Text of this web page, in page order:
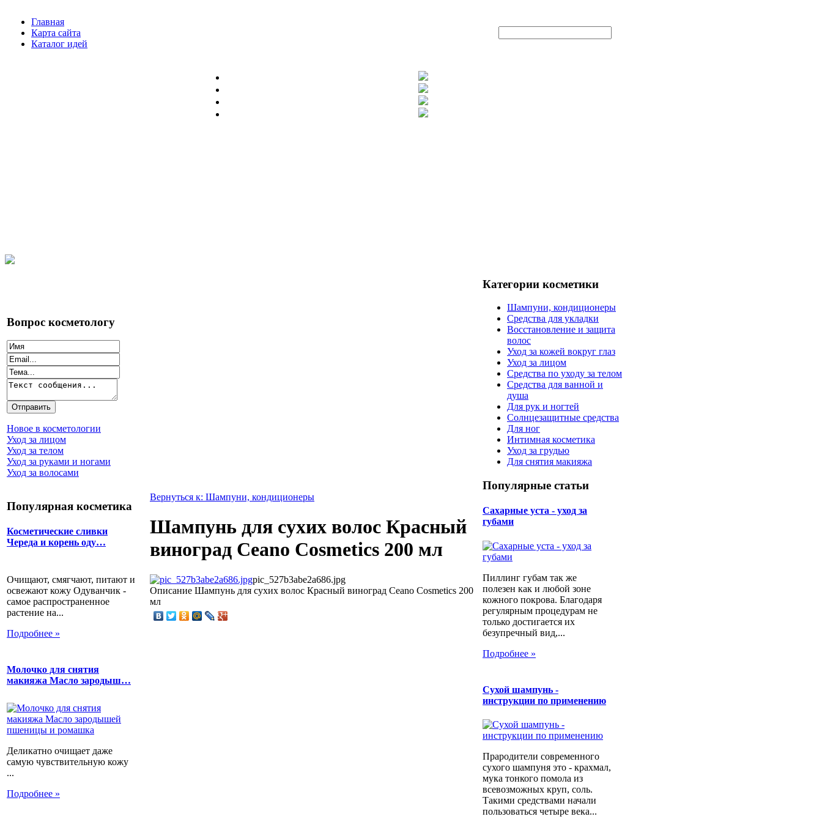
Главная
Карта сайта
Каталог идей
Вопрос косметологу
Новое в косметологии
Уход за лицом
Уход за телом
Уход за руками и ногами
Уход за волосами
Популярная косметика
Косметические сливки
Череда и корень оду…
Очищают, смягчают, питают и
освежают кожу Одуванчик -
самое распространенное
растение на...
Подробнее »
Молочко для снятия
макияжа Масло зародыш…
Деликатно очищает даже
самую чувствительную кожу
...
Подробнее »
Вернуться к: Шампуни, кондиционеры
Шампунь для сухих волос Красный
виноград Ceano Cosmetics 200 мл
pic_527b3abe2a686.jpg
Описание Шампунь для сухих волос Красный виноград Ceano Cosmetics 200
мл
Категории косметики
Шампуни, кондиционеры
Средства для укладки
Восстановление и защита
волос
Уход за кожей вокруг глаз
Уход за лицом
Средства по уходу за телом
Средства для ванной и
душа
Для рук и ногтей
Солнцезащитные средства
Для ног
Интимная косметика
Уход за грудью
Для снятия макияжа
Популярные статьи
Сахарные уста - уход за
губами
Пиллинг губам так же
полезен как и любой зоне
кожного покрова. Благодаря
регулярным процедурам не
только достигается их
безупречный вид,...
Подробнее »
Сухой шампунь -
инструкции по применению
Прародители современного
сухого шампуня это - крахмал,
мука тонкого помола из
всевозможных круп, соль.
Такими средствами начали
пользоваться четыре века...